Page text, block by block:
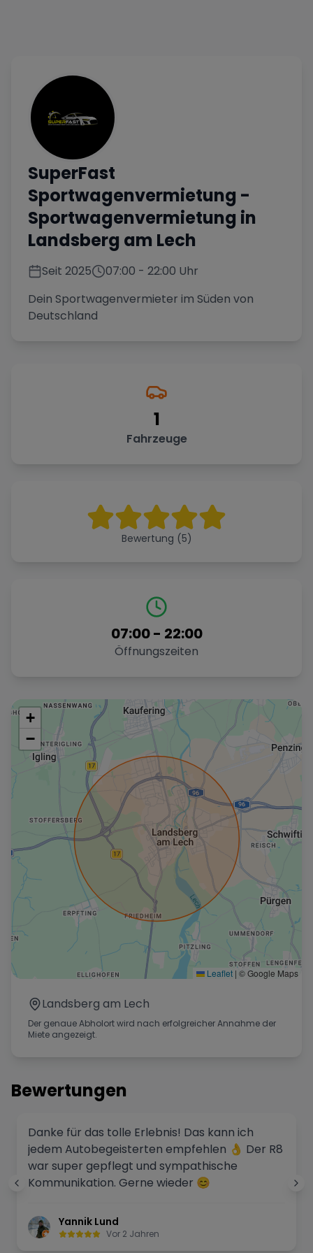
SuperFast
Sportwagenvermietung -
Sportwagenvermietung in
Landsberg am Lech
Seit 2025 07:00 - 22:00 Uhr
Dein Sportwagenvermieter im Süden von
Deutschland
1
Fahrzeuge
Bewertung (5)
07:00- 22:00
Öffnungszeiten
+
−
Leaflet | © Google Maps
Landsberg am Lech
Der genaue Abholort wird nach erfolgreicher Annahme der
Miete angezeigt.
Bewertungen
Danke für das tolle Erlebnis! Das kann ich
jedem Autobegeisterten empfehlen 👌 Der R8
war super gepflegt und sympathische
Kommunikation. Gerne wieder 😊
Yannik Lund
Vor 2 Jahren